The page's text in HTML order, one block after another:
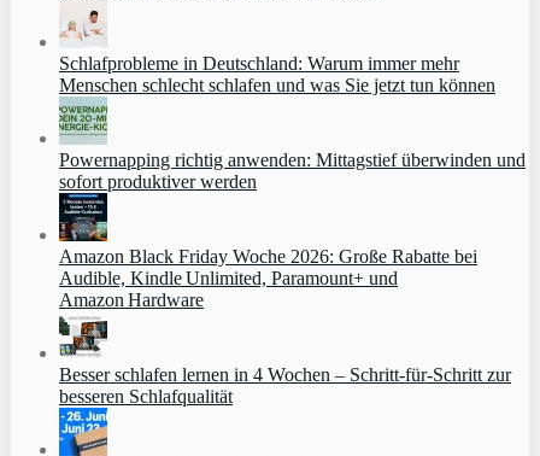
Schlafprobleme in Deutschland: Warum immer mehr
Menschen schlecht schlafen und was Sie jetzt tun können
Powernapping richtig anwenden: Mittagstief überwinden und
sofort produktiver werden
Amazon Black Friday Woche 2026: Große Rabatte bei
Audible, Kindle Unlimited, Paramount+ und
Amazon Hardware
Besser schlafen lernen in 4 Wochen – Schritt‑für‑Schritt zur
besseren Schlafqualität